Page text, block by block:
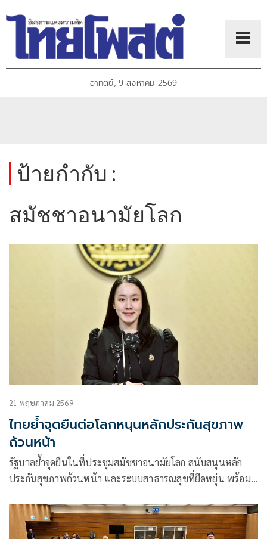
อาทิตย์, 9 สิงหาคม 2569
ป้ายกำกับ :
สมัชชาอนามัยโลก
21 พฤษภาคม 2569
ไทยย้ำจุดยืนต่อโลกหนุนหลักประกันสุขภาพ
ถ้วนหน้า
รัฐบาลย้ำจุดยืนในที่ประชุมสมัชชาอนามัยโลก สนับสนุนหลัก
ประกันสุขภาพถ้วนหน้า และระบบสาธารณสุขที่ยืดหยุ่น พร้อม
สุขภาพในอนาคต